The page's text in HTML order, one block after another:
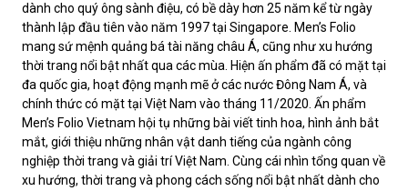
dành cho quý ông sành điệu, có bề dày hơn 25 năm kể từ ngày
thành lập đầu tiên vào năm 1997 tại Singapore. Men’s Folio
mang sứ mệnh quảng bá tài năng châu Á, cũng như xu hướng
thời trang nổi bật nhất qua các mùa. Hiện ấn phẩm đã có mặt tại
đa quốc gia, hoạt động mạnh mẽ ở các nước Đông Nam Á, và
chính thức có mặt tại Việt Nam vào tháng 11/2020. Ấn phẩm
Men’s Folio Vietnam hội tụ những bài viết tinh hoa, hình ảnh bắt
mắt, giới thiệu những nhân vật danh tiếng của ngành công
nghiệp thời trang và giải trí Việt Nam. Cùng cái nhìn tổng quan về
xu hướng, thời trang và phong cách sống nổi bật nhất dành cho